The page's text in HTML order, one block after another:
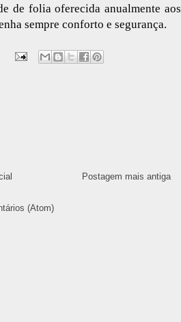
de folia oferecida anualmente aos
sempre conforto e segurança.
Postagem mais antiga
(Atom)